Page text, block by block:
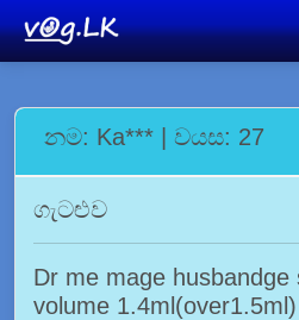
නම: Ka*** | වයස: 27
ගැටළුව
Dr me mage
volume